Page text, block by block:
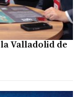
Valladolid de